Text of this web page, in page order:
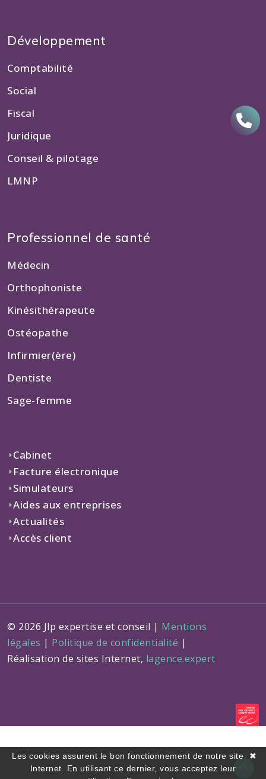
Développement
Comptabilité
Social
Fiscal
Juridique
Conseil & pilotage
LMNP
Professionnel de santé
Médecin
Orthophoniste
Kinésithérapeute
Ostéopathe
Infirmier(ère)
Dentiste
Sage-femme
Cabinet
Facture électronique
Simulateurs
Aides aux entreprises
Actualités
Accès client
© 2026 Jlp expertise et conseil | Mentions
légales | Politique de confidentialité |
Réalisation de sites Internet, lagence.expert
✖
Les cookies assurent le bon fonctionnement de notre site
Internet. En utilisant ce dernier, vous acceptez leur